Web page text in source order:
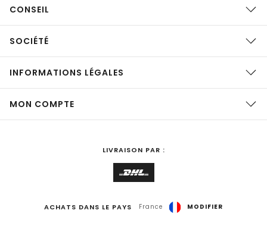
CONSEIL
SOCIÉTÉ
INFORMATIONS LÉGALES
MON COMPTE
LIVRAISON PAR :
ACHATS DANS LE PAYS France MODIFIER